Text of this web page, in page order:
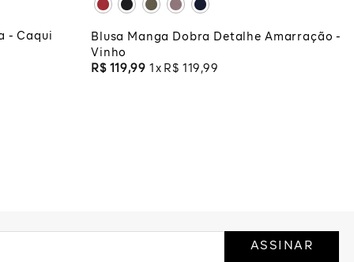
- Caqui
Blusa Manga Dobra Detalhe Amarração -
Vinho
R$ 119,99 1 R$ 119 ,99
ASSINAR